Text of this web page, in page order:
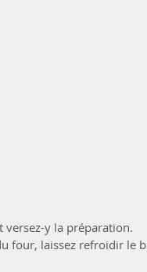
y la préparation.
four, laissez refroidir le